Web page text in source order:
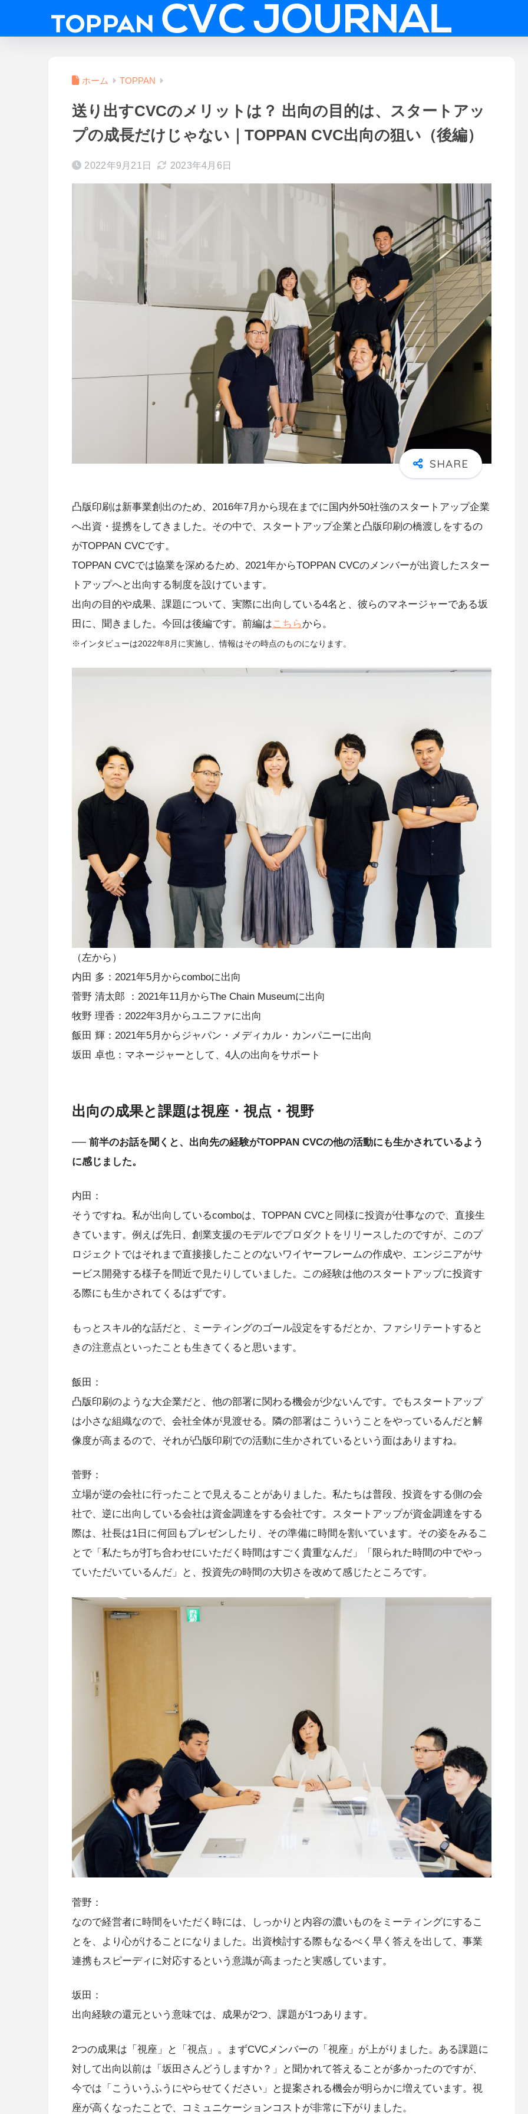
ホーム TOPPAN
送り出すCVCのメリットは？ 出向の目的は、スタートアッ
プの成長だけじゃない｜TOPPAN CVC出向の狙い（後編）
2022年9月21日 2023年4月6日
凸版印刷は新事業創出のため、2016年7月から現在までに国内外50社強のスタートアップ企業
へ出資・提携をしてきました。その中で、スタートアップ企業と凸版印刷の橋渡しをするの
がTOPPAN CVCです。
TOPPAN CVCでは協業を深めるため、2021年からTOPPAN CVCのメンバーが出資したスター
トアップへと出向する制度を設けています。
出向の目的や成果、課題について、実際に出向している4名と、彼らのマネージャーである坂
田に、聞きました。今回は後編です。前編はこちらから。
※インタビューは2022年8月に実施し、情報はその時点のものになります。
（左から）
内田 多：2021年5月からcomboに出向
菅野 清太郎 ：2021年11月からThe Chain Museumに出向
牧野 理香：2022年3月からユニファに出向
飯田 輝：2021年5月からジャパン・メディカル・カンパニーに出向
坂田 卓也：マネージャーとして、4人の出向をサポート
出向の成果と課題は視座・視点・視野
── 前半のお話を聞くと、出向先の経験がTOPPAN CVCの他の活動にも生かされているよう
に感じました。
内田：
そうですね。私が出向しているcomboは、TOPPAN CVCと同様に投資が仕事なので、直接生
きています。例えば先日、創業支援のモデルでプロダクトをリリースしたのですが、このプ
ロジェクトではそれまで直接接したことのないワイヤーフレームの作成や、エンジニアがサ
ービス開発する様子を間近で見たりしていました。この経験は他のスタートアップに投資す
る際にも生かされてくるはずです。
もっとスキル的な話だと、ミーティングのゴール設定をするだとか、ファシリテートすると
きの注意点といったことも生きてくると思います。
飯田：
凸版印刷のような大企業だと、他の部署に関わる機会が少ないんです。でもスタートアップ
は小さな組織なので、会社全体が見渡せる。隣の部署はこういうことをやっているんだと解
像度が高まるので、それが凸版印刷での活動に生かされているという面はありますね。
菅野：
立場が逆の会社に行ったことで見えることがありました。私たちは普段、投資をする側の会
社で、逆に出向している会社は資金調達をする会社です。スタートアップが資金調達をする
際は、社長は1日に何回もプレゼンしたり、その準備に時間を割いています。その姿をみるこ
とで「私たちが打ち合わせにいただく時間はすごく貴重なんだ」「限られた時間の中でやっ
ていただいているんだ」と、投資先の時間の大切さを改めて感じたところです。
菅野：
なので経営者に時間をいただく時には、しっかりと内容の濃いものをミーティングにするこ
とを、より心がけることになりました。出資検討する際もなるべく早く答えを出して、事業
連携もスピーディに対応するという意識が高まったと実感しています。
坂田：
出向経験の還元という意味では、成果が2つ、課題が1つあります。
2つの成果は「視座」と「視点」。まずCVCメンバーの「視座」が上がりました。ある課題に
対して出向以前は「坂田さんどうしますか？」と聞かれて答えることが多かったのですが、
今では「こういうふうにやらせてください」と提案される機会が明らかに増えています。視
座が高くなったことで、コミュニケーションコストが非常に下がりました。